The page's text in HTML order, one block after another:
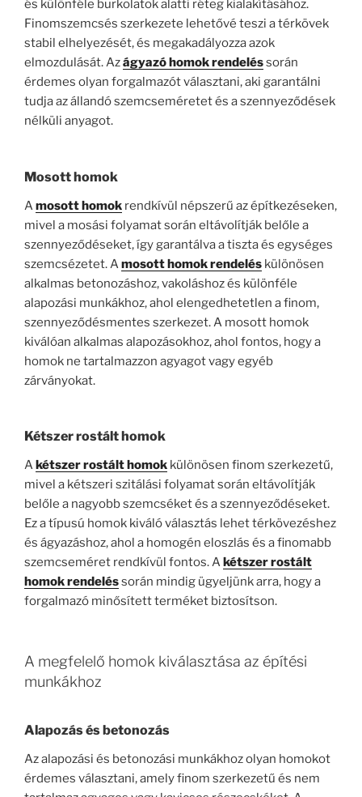
és különféle burkolatok alatti réteg kialakításához.
Finomszemcsés szerkezete lehetővé teszi a térkövek
stabil elhelyezését, és megakadályozza azok
elmozdulását. Azágyazó homok rendeléssorán
érdemes olyan forgalmazót választani, aki garantálni
tudja az állandó szemcseméretet és a szennyeződések
nélküli anyagot.
Mosott homok
Amosott homok rendkívül népszerű az építkezéseken,
mivel a mosási folyamat során eltávolítják belőle a
szennyeződéseket, így garantálva a tiszta és egységes
szemcsézetet. Amosott homok rendelés különösen
alkalmas betonozáshoz, vakoláshoz és különféle
alapozási munkákhoz, ahol elengedhetetlen a finom,
szennyeződésmentes szerkezet. A mosott homok
kiválóan alkalmas alapozásokhoz, ahol fontos, hogy a
homok ne tartalmazzon agyagot vagy egyéb
zárványokat.
Kétszer rostált homok
Akétszer rostált homok különösen finom szerkezetű,
mivel a kétszeri szitálási folyamat során eltávolítják
belőle a nagyobb szemcséket és a szennyeződéseket.
Ez a típusú homok kiváló választás lehet térkövezéshez
és ágyazáshoz, ahol a homogén eloszlás és a finomabb
szemcseméret rendkívül fontos. Akétszer rostált
homok rendeléssorán mindig ügyeljünk arra, hogy a
forgalmazó minősített terméket biztosítson.
A megfelelő homok kiválasztása az építési
munkákhoz
Alapozás és betonozás
Az alapozási és betonozási munkákhoz olyan homokot
érdemes választani, amely finom szerkezetű és nem